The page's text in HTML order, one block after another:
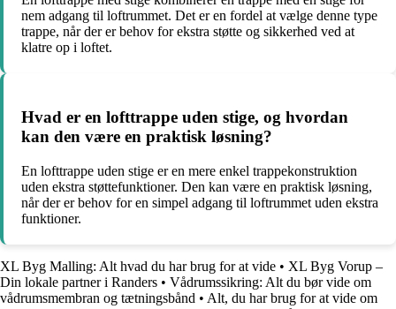
nem adgang til loftrummet. Det er en fordel at vælge denne type
trappe, når der er behov for ekstra støtte og sikkerhed ved at
klatre op i loftet.
Hvad er en lofttrappe uden stige, og hvordan
kan den være en praktisk løsning?
En lofttrappe uden stige er en mere enkel trappekonstruktion
uden ekstra støttefunktioner. Den kan være en praktisk løsning,
når der er behov for en simpel adgang til loftrummet uden ekstra
funktioner.
XL Byg Malling: Alt hvad du har brug for at vide • XL Byg Vorup –
Din lokale partner i Randers • Vådrumssikring: Alt du bør vide om
vådrumsmembran og tætningsbånd • Alt, du har brug for at vide om